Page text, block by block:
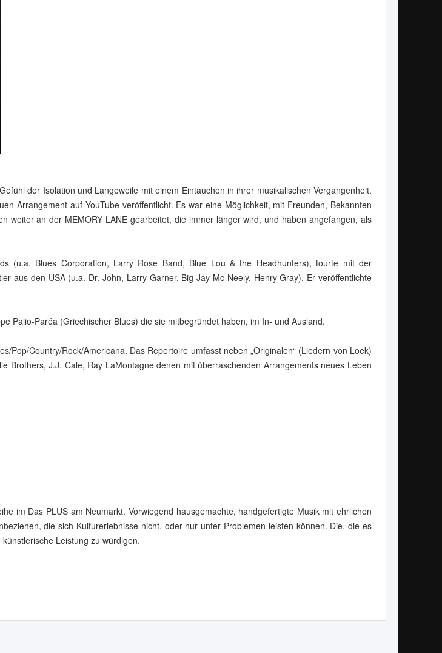
der Isolation und Langeweile mit einem Eintauchen in ihrer musikalischen Vergangenheit.
Arrangement auf YouTube veröffentlicht. Es war eine Möglichkeit, mit Freunden, Bekannten
weiter an der MEMORY LANE gearbeitet, die immer länger wird, und haben angefangen, als
(u.a. Blues Corporation, Larry Rose Band, Blue Lou & the Headhunters), tourte mit der
aus den USA (u.a. Dr. John, Larry Garner, Big Jay Mc Neely, Henry Gray). Er veröffentlichte
Palio-Paréa (Griechischer Blues) die sie mitbegründet haben, im In- und Ausland.
Pop/Country/Rock/Americana. Das Repertoire umfasst neben „Originalen“ (Liedern von Loek)
Brothers, J.J. Cale, Ray LaMontagne denen mit überraschenden Arrangements neues Leben
im Das PLUS am Neumarkt. Vorwiegend hausgemachte, handgefertigte Musik mit ehrlichen
die sich Kulturerlebnisse nicht, oder nur unter Problemen leisten können. Die, die es
Leistung zu würdigen.